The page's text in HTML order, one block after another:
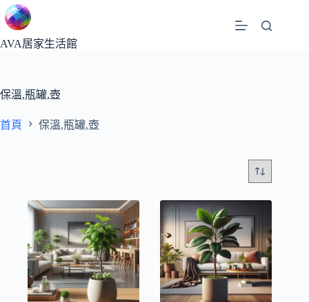
跳
至
主
容
AVA居家生活館
保溫,瓶罐,壺
首頁 保溫,瓶罐,壺